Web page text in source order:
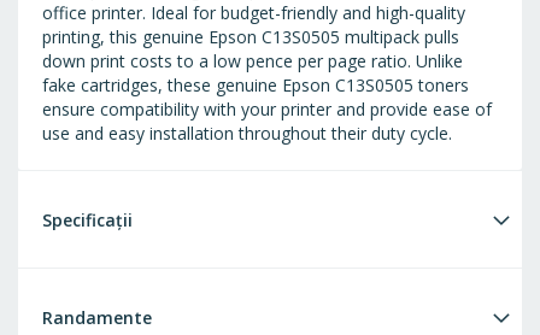
office printer. Ideal for budget-friendly and high-quality
printing, this genuine Epson C13S0505 multipack pulls
down print costs to a low pence per page ratio. Unlike
fake cartridges, these genuine Epson C13S0505 toners
ensure compatibility with your printer and provide ease of
use and easy installation throughout their duty cycle.
Specificații
Randamente